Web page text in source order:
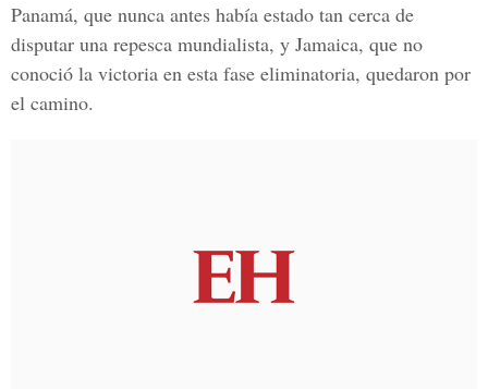
Panamá, que nunca antes había estado tan cerca de
disputar una repesca mundialista, y Jamaica, que no
conoció la victoria en esta fase eliminatoria, quedaron por
el camino.